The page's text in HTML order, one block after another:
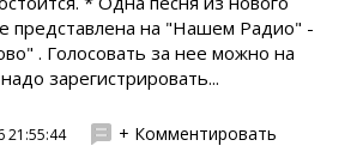
представлена на "Нашем Радио" -
. Голосовать за нее можно на
зарегистрировать...
21:55:44 + Комментировать